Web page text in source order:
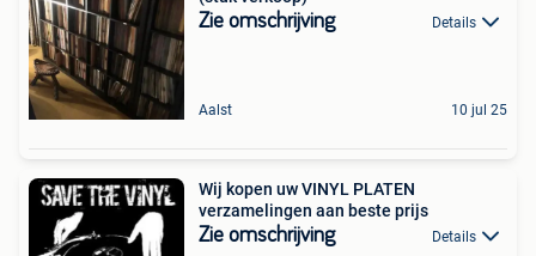
Zie omschrijving Details
Aalst 10 jul 25
Wij kopen uw VINYL PLATEN
verzamelingen aan beste prijs
Zie omschrijving Details